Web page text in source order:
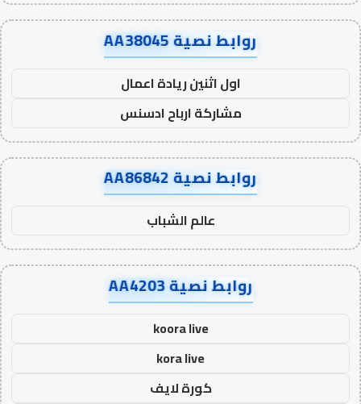
روابط نصية AA38045
اول اثنين ريادة اعمال
مشاركة ارباح ادسنس
روابط نصية AA86842
عالم الشباب
روابط نصية AA4203
koora live
kora live
كورة لايف